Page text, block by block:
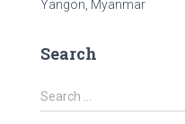
Yangon, Myanmar
Search
S
e
Search …